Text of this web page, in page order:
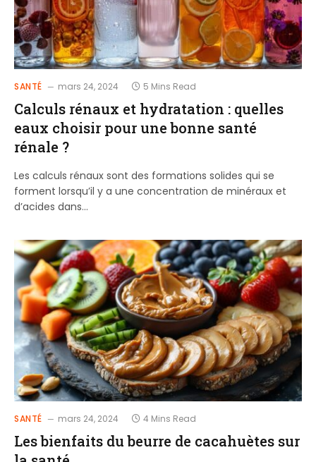
SANTÉ mars 24, 2024 5 Mins Read
Calculs rénaux et hydratation : quelles
eaux choisir pour une bonne santé
rénale ?
Les calculs rénaux sont des formations solides qui se
forment lorsqu’il y a une concentration de minéraux et
d’acides dans…
SANTÉ mars 24, 2024 4 Mins Read
Les bienfaits du beurre de cacahuètes sur